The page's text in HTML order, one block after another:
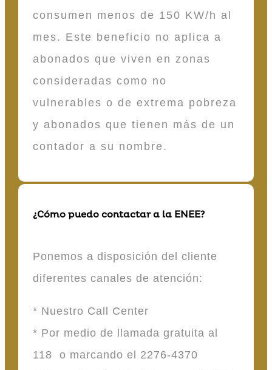
consumen menos de 150 KW/h al
mes. Este beneficio no aplica a
abonados que viven en zonas
consideradas como no
vulnerables o de extrema pobreza
y abonados que tienen más de un
contador a su nombre.
¿Cómo puedo contactar a la ENEE?
Ponemos a disposición del cliente
diferentes canales de atención:
* Nuestro Call Center
* Por medio de llamada gratuita al
118 o marcando el 2276-4370